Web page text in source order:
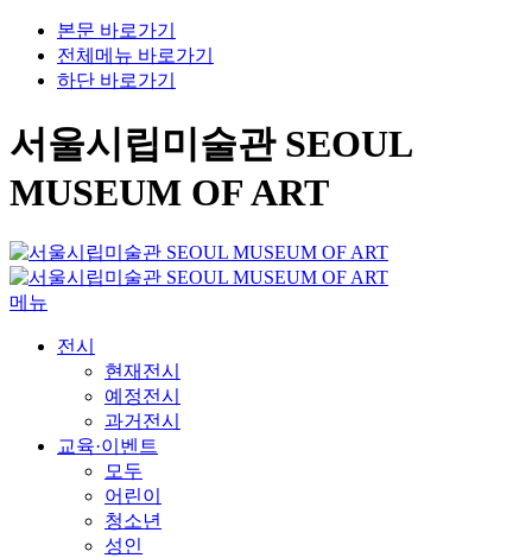
본문 바로가기
전체메뉴 바로가기
하단 바로가기
서울시립미술관 SEOUL
MUSEUM OF ART
메뉴
전시
현재전시
예정전시
과거전시
교육·이벤트
모두
어린이
청소년
성인